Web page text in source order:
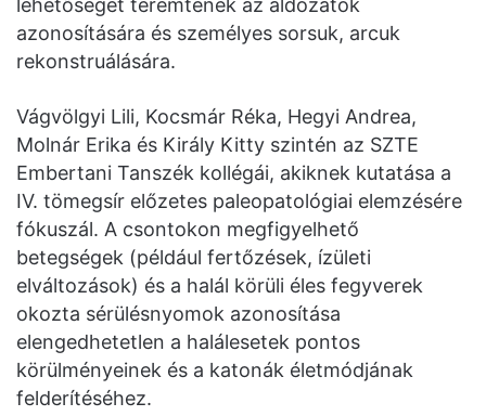
azonosítására és személyes sorsuk, arcuk
rekonstruálására.
Vágvölgyi Lili, Kocsmár Réka, Hegyi Andrea,
Molnár Erika és Király Kitty szintén az SZTE
Embertani Tanszék kollégái, akiknek kutatása a
IV. tömegsír előzetes paleopatológiai elemzésére
fókuszál. A csontokon megfigyelhető
betegségek (például fertőzések, ízületi
elváltozások) és a halál körüli éles fegyverek
okozta sérülésnyomok azonosítása
elengedhetetlen a halálesetek pontos
körülményeinek és a katonák életmódjának
felderítéséhez.